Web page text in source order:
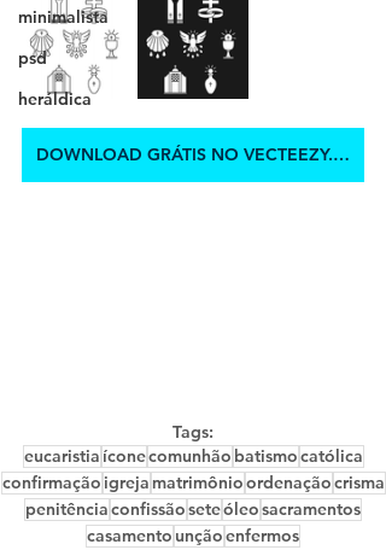
minimalista
psd
heráldica
DOWNLOAD GRÁTIS NO VECTEEZY.COM
Tags:
eucaristia íconecomunhão batismocatólica
confirmação igreja matrimônioordenaçãocrisma
penitênciaconfissãoseteóleosacramentos
casamento unçãoenfermos